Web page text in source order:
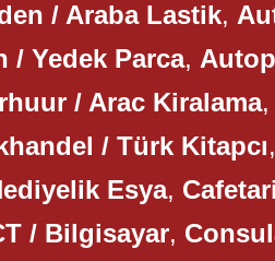
/ Araba Lastik,
/ Yedek Parca,
/ Arac Kiralama
/ Türk Kitapcı
Esya,
/ Bilgisayar,